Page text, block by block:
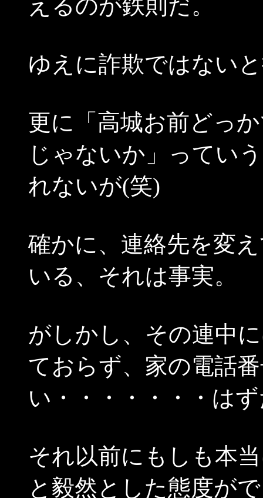
えるのが鉄則だ。
ゆえに詐欺ではない
更に「高城お前どっ
じゃないか」ってい
れないが(笑)
確かに、連絡先を変
いる、それは事実。
がしかし、その連中
ておらず、家の電話
い・・・・・・・は
それ以前にもしも本
と毅然とした態度が